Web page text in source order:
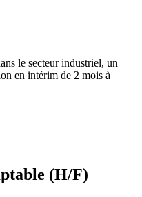
le secteur industriel, un
en intérim de 2 mois à
(H/F)